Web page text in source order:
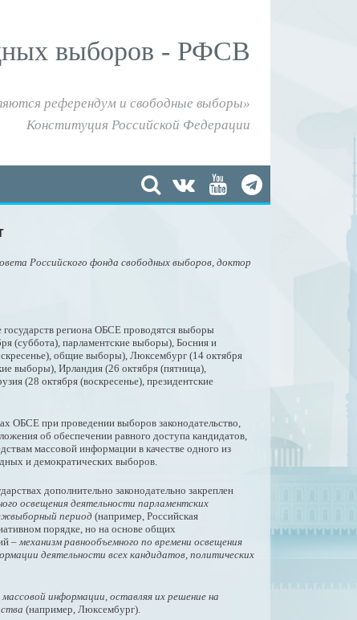
выборов - РФСВ
референдум и свободные выборы»
Конституция Российской Федерации
Российского фонда свободных выборов, доктор
государств региона ОБСЕ проводятся выборы
(суббота), парламентские выборы), Босния и
общие выборы), Люксембург (14 октября
выборы), Ирландия (26 октября (пятница),
(28 октября (воскресенье), президентские
ОБСЕ при проведении выборов законодательство,
об обеспечении равного доступа кандидатов,
массовой информации в качестве одного из
и демократических выборов.
дополнительно законодательно закреплен
освещения деятельности парламентских
период (например, Российская
порядке, но на основе общих
–механизм равнообъемного по времени освещения
деятельности всех кандидатов, политических
информации, оставляя их решение на
(например, Люксембург).